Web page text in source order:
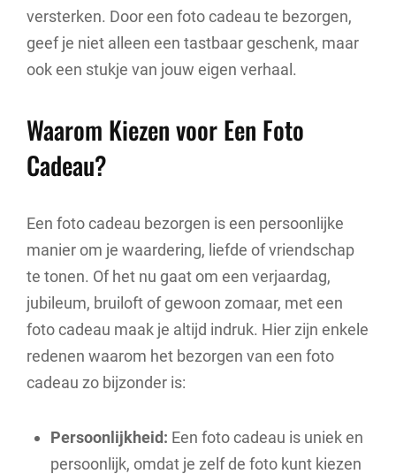
versterken. Door een foto cadeau te bezorgen,
geef je niet alleen een tastbaar geschenk, maar
ook een stukje van jouw eigen verhaal.
Waarom Kiezen voor Een Foto
Cadeau?
Een foto cadeau bezorgen is een persoonlijke
manier om je waardering, liefde of vriendschap
te tonen. Of het nu gaat om een verjaardag,
jubileum, bruiloft of gewoon zomaar, met een
foto cadeau maak je altijd indruk. Hier zijn enkele
redenen waarom het bezorgen van een foto
cadeau zo bijzonder is:
Persoonlijkheid: Een foto cadeau is uniek en
persoonlijk, omdat je zelf de foto kunt kiezen